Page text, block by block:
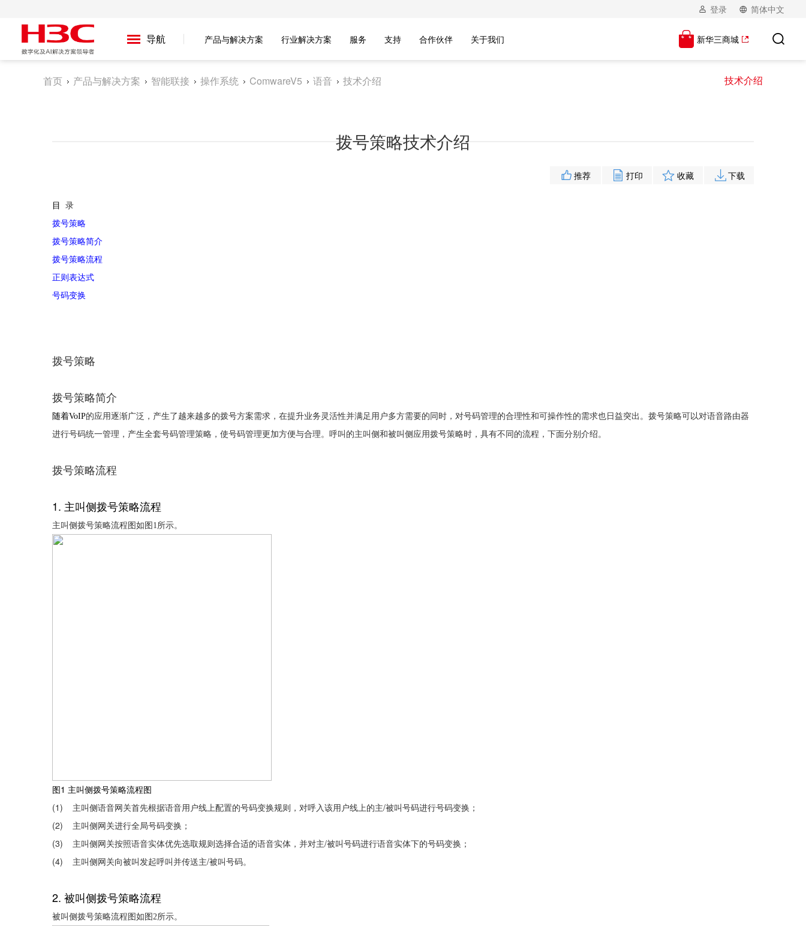
登录 简体中文
导航 产品与解决方案 行业解决方案 服务 支持 合作伙伴 关于我们 新华三商城
技术介绍
首页 产品与解决方案 智能联接 操作系统 ComwareV5 语音 技术介绍
拨号策略技术介绍
下载
收藏
打印
推荐
目
录
拨号策略
拨号策略简介
拨号策略流程
正则表达式
号码变换
拨号策略
拨号策略简介
随着VoIP的应用逐渐广泛，产生了越来越多的拨号方案需求，在提升业务灵活性并满足用户多方需要的同时，对号码管理的合理性和可操作性的需求也日益突出。拨号策略可以对语音路由器
进行号码统一管理，产生全套号码管理策略，使号码管理更加方便与合理。呼叫的主叫侧和被叫侧应用拨号策略时，具有不同的流程，下面分别介绍。
拨号策略流程
1. 主叫侧拨号策略流程
主叫侧拨号策略流程图如 图 1所示。
图1 主叫侧拨号策略流程图
(1) 主叫侧语音网关首先根据语音用户线上配置的号码变换规则，对呼入该用户线上的主/被叫号码进行号码变换；
(2) 主叫侧网关进行全局号码变换；
(3) 主叫侧网关按照语音实体优先选取规则选择合适的语音实体，并对主/被叫号码进行语音实体下的号码变换；
(4) 主叫侧网关向被叫发起呼叫并传送主/被叫号码。
2. 被叫侧拨号策略流程
被叫侧拨号策略流程图如 图 2所示。